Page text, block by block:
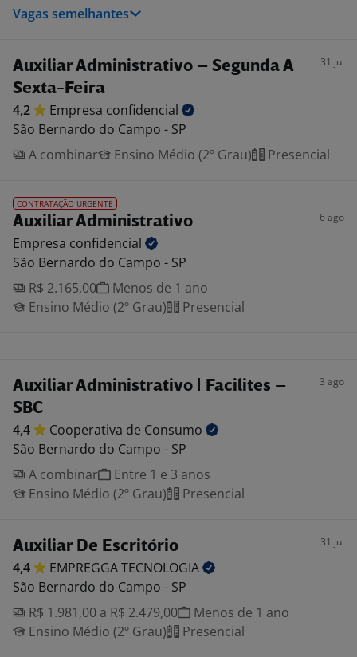
Vagas semelhantes
Auxiliar Administrativo – Segunda A
Sexta-Feira
31 jul
4,2 Empresa confidencial
São Bernardo do Campo - SP
A combinar
Ensino Médio (2º Grau) Presencial
CONTRATAÇÃO URGENTE
Auxiliar Administrativo 6 ago
Empresa confidencial
São Bernardo do Campo - SP
R$ 2.165,00
Menos de 1 ano
Ensino Médio (2º Grau)
Presencial
Auxiliar Administrativo | Facilites –
SBC
3 ago
4,4 Cooperativa de Consumo
São Bernardo do Campo - SP
A combinar
Entre 1 e 3 anos
Ensino Médio (2º Grau)
Presencial
Auxiliar De Escritório 31 jul
4,4 EMPREGGATECNOLOGIA
São Bernardo do Campo - SP
R$ 1.981,00 a R$ 2.479,00
Menos de 1 ano
Ensino Médio (2º Grau)
Presencial